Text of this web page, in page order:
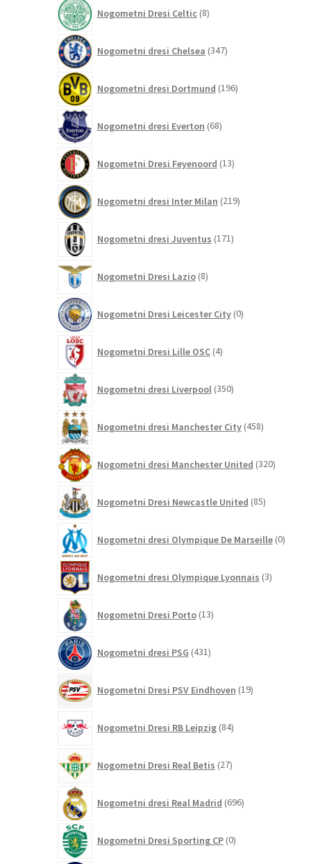
Nogometni Dresi Celtic 8izdelkov
Nogometni dresi Chelsea 347izdelkov
Nogometni dresi Dortmund 196izdelkov
Nogometni dresi Everton 68izdelkov
Nogometni Dresi Feyenoord 13izdelkov
Nogometni dresi Inter Milan 219izdelkov
Nogometni dresi Juventus 171izdelkov
Nogometni Dresi Lazio 8izdelkov
Nogometni Dresi Leicester City 0izdelkov
Nogometni Dresi Lille OSC 4izdelki
Nogometni dresi Liverpool 350izdelkov
Nogometni dresi Manchester City 458izdelkov
Nogometni dresi Manchester United 320izdelkov
Nogometni Dresi Newcastle United 85izdelkov
Nogometni dresi Olympique De Marseille 0
Nogometni dresi Olympique Lyonnais 3izdelki
Nogometni Dresi Porto 13izdelkov
Nogometni dresi PSG 431izdelkov
Nogometni Dresi PSV Eindhoven 19izdelkov
Nogometni Dresi RB Leipzig 84izdelkov
Nogometni Dresi Real Betis 27izdelkov
Nogometni dresi Real Madrid 696izdelkov
Nogometni Dresi Sporting CP 0izdelkov